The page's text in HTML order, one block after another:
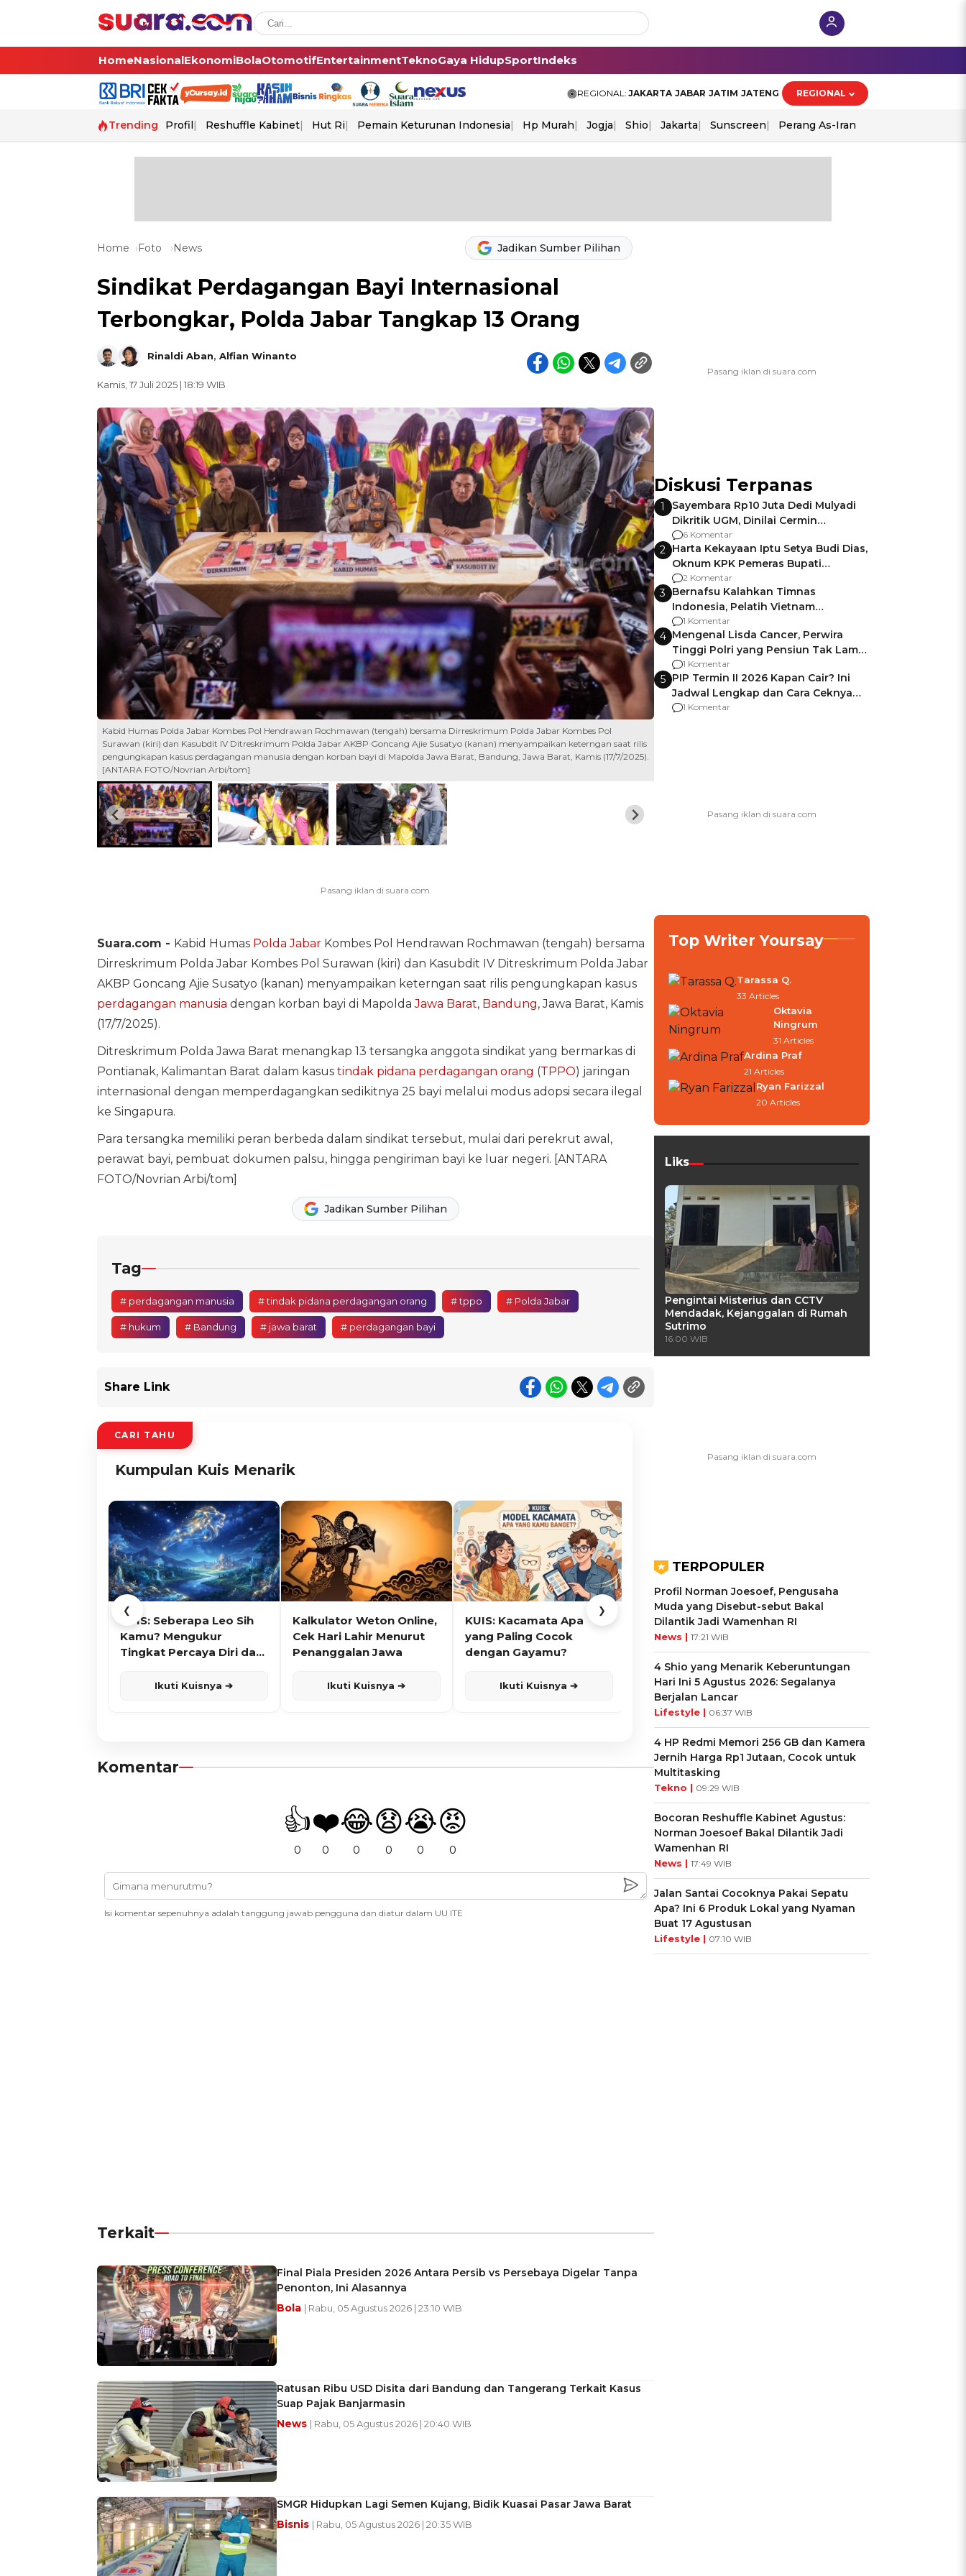
HomeNasionalEkonomiBolaOtomotifEntertainmentTeknoGaya HidupSportIndeks
REGIONAL: JAKARTA JABAR JATIM JATENG REGIONAL
Trending Profil Reshuffle Kabinet Hut Ri Pemain Keturunan Indonesia Hp Murah Jogja Shio Jakarta Sunscreen Perang As-Iran
Home Foto News Jadikan Sumber Pilihan
Sindikat Perdagangan Bayi Internasional
Terbongkar, Polda Jabar Tangkap 13 Orang
Rinaldi Aban, Alfian Winanto
Kamis, 17 Juli 2025 | 18:19 WIB
Kabid Humas Polda Jabar Kombes Pol Hendrawan Rochmawan (tengah) bersama Dirreskrimum Polda Jabar Kombes Pol
Surawan (kiri) dan Kasubdit IV Ditreskrimum Polda Jabar AKBP Goncang Ajie Susatyo (kanan) menyampaikan keterngan saat rilis
pengungkapan kasus perdagangan manusia dengan korban bayi di Mapolda Jawa Barat, Bandung, Jawa Barat, Kamis (17/7/2025).
[ANTARA FOTO/Novrian Arbi/tom]
Suara.com - Kabid Humas Polda JabarKombes Pol Hendrawan Rochmawan (tengah) bersama
Dirreskrimum Polda Jabar Kombes Pol Surawan (kiri) dan Kasubdit IV Ditreskrimum Polda Jabar
AKBP Goncang Ajie Susatyo (kanan) menyampaikan keterngan saat rilis pengungkapan kasus
perdagangan manusia dengan korban bayi di MapoldaJawa Barat, Bandung, Jawa Barat, Kamis
(17/7/2025).
Ditreskrimum Polda Jawa Barat menangkap 13 tersangka anggota sindikat yang bermarkas di
Pontianak, Kalimantan Barat dalam kasus tindak pidana perdagangan orang (TPPO) jaringan
internasional dengan memperdagangkan sedikitnya 25 bayi melalui modus adopsi secara ilegal
ke Singapura.
Para tersangka memiliki peran berbeda dalam sindikat tersebut, mulai dari perekrut awal,
perawat bayi, pembuat dokumen palsu, hingga pengiriman bayi ke luar negeri. [ANTARA
FOTO/Novrian Arbi/tom]
Jadikan Sumber Pilihan
Tag
# perdagangan manusia # tindak pidana perdagangan orang # tppo # Polda Jabar
# hukum # Bandung # jawa barat # perdagangan bayi
Share Link
CARI TAHU
Kumpulan Kuis Menarik
❮
KUIS: Seberapa Leo Sih
Kamu? Mengukur
Tingkat Percaya Diri dan
Ikuti Kuisnya ➔
Kalkulator Weton Online,
Cek Hari Lahir Menurut
Penanggalan Jawa
Ikuti Kuisnya ➔
KUIS: Kacamata Apa
yang Paling Cocok
dengan Gayamu?
Ikuti Kuisnya ➔
KUIS: Sepatu Mana yang
Cocok dengan
Kepribadianmu?
Ikuti Kuisnya ➔
Cancer?
❯
Komentar
👍
0
❤️
0
😂
0
😧
0
😭
0
😡
0
Isi komentar sepenuhnya adalah tanggung jawab pengguna dan diatur dalam UU ITE
Terkait
Final Piala Presiden 2026 Antara Persib vs Persebaya Digelar Tanpa
Penonton, Ini Alasannya
Bola | Rabu, 05 Agustus 2026 | 23:10 WIB
Ratusan Ribu USD Disita dari Bandung dan Tangerang Terkait Kasus
Suap Pajak Banjarmasin
News | Rabu, 05 Agustus 2026 | 20:40 WIB
SMGR Hidupkan Lagi Semen Kujang, Bidik Kuasai Pasar Jawa Barat
Bisnis | Rabu, 05 Agustus 2026 | 20:35 WIB
Diskusi Terpanas
1
Sayembara Rp10 Juta Dedi Mulyadi
Dikritik UGM, Dinilai Cermin
Gagalnya Negara Jamin Keamanan
6 Komentar
2 Harta Kekayaan Iptu Setya Budi Dias,
Oknum KPK Pemeras Bupati
Pemalang
2 Komentar
3 Bernafsu Kalahkan Timnas
Indonesia, Pelatih Vietnam
Berencana Pakai Jimat di Pakansari
1 Komentar
4 Mengenal Lisda Cancer, Perwira
Tinggi Polri yang Pensiun Tak Lama
Usai Jadi Brigjen
1 Komentar
5 PIP Termin II 2026 Kapan Cair? Ini
Jadwal Lengkap dan Cara Ceknya
agar Dana Tidak Hangus!
1 Komentar
Top Writer Yoursay
Tarassa Q.
33 Articles
Oktavia
Ningrum
31 Articles
Ardina Praf
21 Articles
Ryan Farizzal
20 Articles
Liks
Pengintai Misterius dan CCTV
Mendadak, Kejanggalan di Rumah
Sutrimo
16:00 WIB
TERPOPULER
Profil Norman Joesoef, Pengusaha
Muda yang Disebut-sebut Bakal
Dilantik Jadi Wamenhan RI
News | 17:21 WIB
4 Shio yang Menarik Keberuntungan
Hari Ini 5 Agustus 2026: Segalanya
Berjalan Lancar
Lifestyle | 06:37 WIB
4 HP Redmi Memori 256 GB dan Kamera
Jernih Harga Rp1 Jutaan, Cocok untuk
Multitasking
Tekno | 09:29 WIB
Bocoran Reshuffle Kabinet Agustus:
Norman Joesoef Bakal Dilantik Jadi
Wamenhan RI
News | 17:49 WIB
Jalan Santai Cocoknya Pakai Sepatu
Apa? Ini 6 Produk Lokal yang Nyaman
Buat 17 Agustusan
Lifestyle | 07:10 WIB